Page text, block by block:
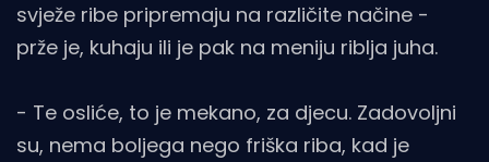
svježe ribe pripremaju na različite načine -
prže je, kuhaju ili je pak na meniju riblja juha.
- Te osliće, to je mekano, za djecu. Zadovoljni
su, nema boljega nego friška riba, kad je